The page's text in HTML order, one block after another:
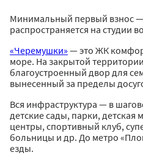
Минимальный первый взнос
распространяется на студии
«Черемушки» — это ЖК
море. На закрытой
благоустроенный двор для
вынесенный за пределы
Вся инфраструктура — в
детские сады, парки,
центры, спортивный клуб,
больницы и др. До метро
езды.